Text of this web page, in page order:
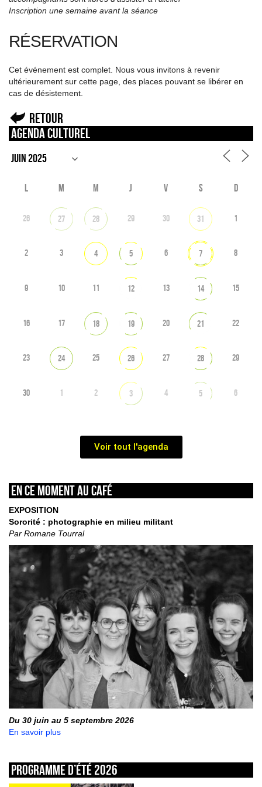
Inscription une semaine avant la séance
RÉSERVATION
Cet événement est complet. Nous vous invitons à revenir
ultérieurement sur cette page, des places pouvant se libérer en
cas de désistement.
Retour
Agenda culturel
L M M J V S D
26 27 28 29 30 31 1
2 3 4 5 6 7 8
9 10 11 12 13 14 15
16 17 18 19 20 21 22
23 24 25 26 27 28 29
30 1 2 3 4 5 6
Voir tout l'agenda
En ce moment au café
EXPOSITION
Sororité : photographie en milieu militant
Par Romane Tourral
Du 30 juin au 5 septembre 2026
En savoir plus
Programme d’été 2026